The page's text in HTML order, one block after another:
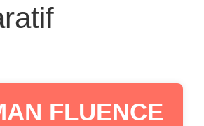
FLUENCE